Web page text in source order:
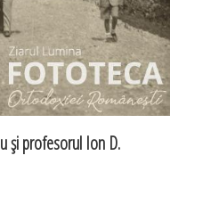
şi profesorul Ion D.